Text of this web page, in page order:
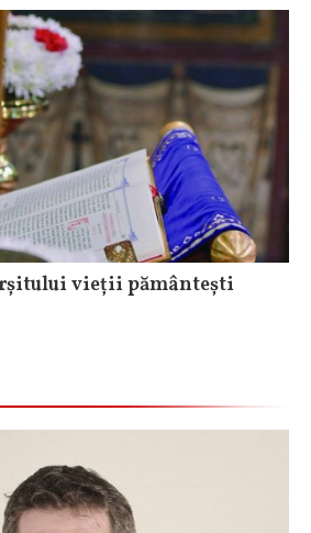
vieții pământești